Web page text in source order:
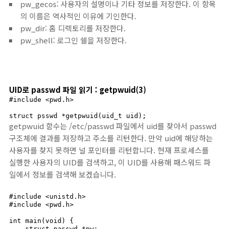
pw_gecos: 사용자의 설명이나 기타 정보를 저장한다. 이 항목
의 이름은 역사적인 이유에 기인한다.
pw_dir: 홈 디렉토리를 저장한다.
pw_shell: 로그인 쉘을 저장한다.
UID로 passwd 파일 읽기 : getpwuid(3)
#include <pwd.h>
struct psswd *getpwuid(uid_t uid);
getpwuid 함수는 /etc/passwd 파일에서 uid를 찾아서 passwd
구조체에 결과를 저장하고 주소를 리턴한다. 만약 uid에 해당하는
사용자를 찾지 못하면 널 포인터를 리턴합니다. 현재 프로세스를
실행한 사용자의 UID를 검색하고, 이 UID를 사용해 패스워드 파
일에서 정보를 검색해 보겠습니다.
#include <unistd.h>
#include <pwd.h>
int main(void) {